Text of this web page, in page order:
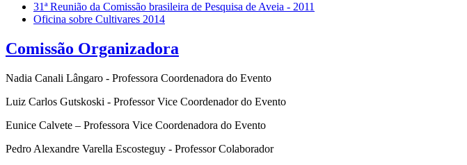
31ª Reunião da Comissão brasileira de Pesquisa de Aveia - 2011
Oficina sobre Cultivares 2014
Comissão Organizadora
Nadia Canali Lângaro - Professora Coordenadora do Evento
Luiz Carlos Gutskoski - Professor Vice Coordenador do Evento
Eunice Calvete – Professora Vice Coordenadora do Evento
Pedro Alexandre Varella Escosteguy - Professor Colaborador